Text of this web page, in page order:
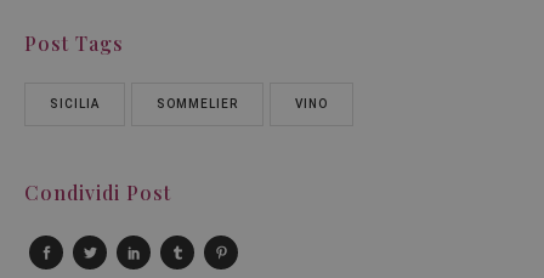
Post Tags
SICILIA SOMMELIER VINO
Condividi Post